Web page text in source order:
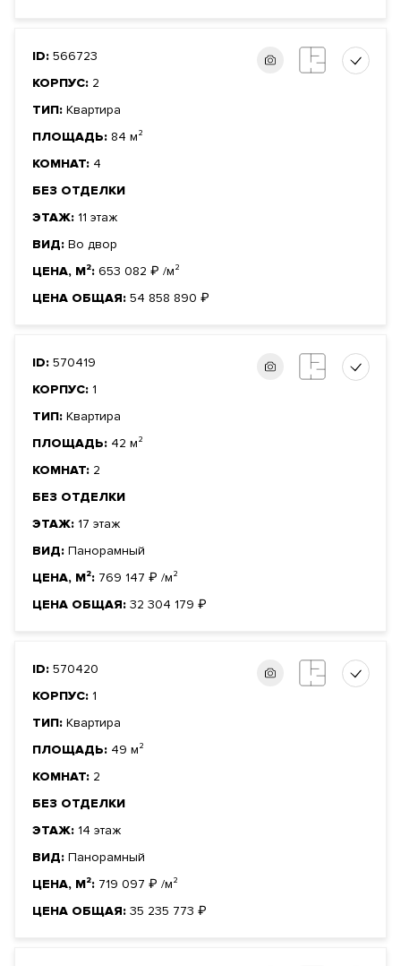
ID: 566723
КОРПУС: 2
ТИП: Квартира
ПЛОЩАДЬ: 84 м²
КОМНАТ: 4
БЕЗ ОТДЕЛКИ
ЭТАЖ: 11 этаж
ВИД: Во двор
ЦЕНА, М²: 653 082 ₽ /м²
ЦЕНА ОБЩАЯ: 54 858 890 ₽
ID: 570419
КОРПУС: 1
ТИП: Квартира
ПЛОЩАДЬ: 42 м²
КОМНАТ: 2
БЕЗ ОТДЕЛКИ
ЭТАЖ: 17 этаж
ВИД: Панорамный
ЦЕНА, М²: 769 147 ₽ /м²
ЦЕНА ОБЩАЯ: 32 304 179 ₽
ID: 570420
КОРПУС: 1
ТИП: Квартира
ПЛОЩАДЬ: 49 м²
КОМНАТ: 2
БЕЗ ОТДЕЛКИ
ЭТАЖ: 14 этаж
ВИД: Панорамный
ЦЕНА, М²: 719 097 ₽ /м²
ЦЕНА ОБЩАЯ: 35 235 773 ₽